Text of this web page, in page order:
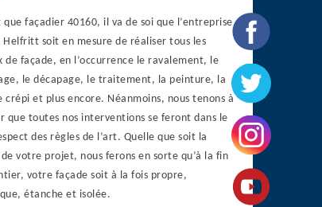
que façadier 40160, il va de soi que l’entreprise
Helfritt soit en mesure de réaliser tous les
de façade, en l’occurrence le ravalement, le
le décapage, le traitement, la peinture, la
crépi et plus encore. Néanmoins, nous tenons à
que toutes nos interventions se feront dans le
des règles de l’art. Quelle que soit la
votre projet, nous ferons en sorte qu’à la fin
votre façade soit à la fois propre,
étanche et isolée.